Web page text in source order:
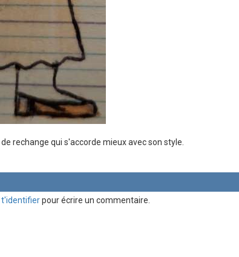
rechange qui s'accorde mieux avec son style.
t'identifierpour écrire un commentaire.